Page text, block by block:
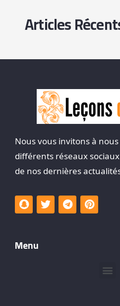
Articles
Nous vous invitons à
différents réseaux
de nos dernières
Menu